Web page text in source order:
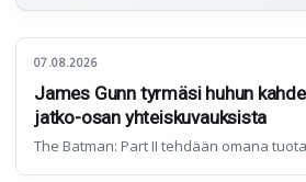
07.08.2026
James Gunn tyrmäsi huhun
jatko-osan yhteiskuvauksista
The Batman: Part II tehdään omana